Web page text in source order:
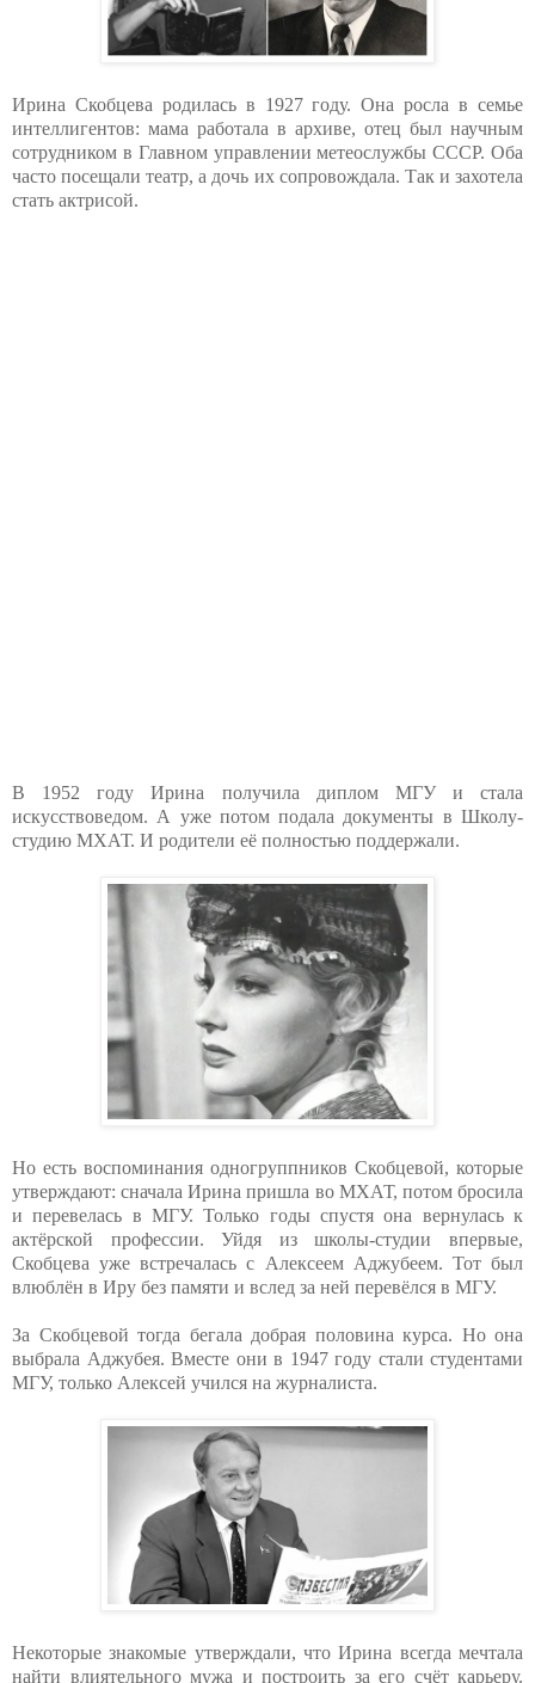
Ирина Скобцева родилась в 1927 году. Она росла в семье
интеллигентов: мама работала в архиве, отец был научным
сотрудником в Главном управлении метеослужбы СССР. Оба
часто посещали театр, а дочь их сопровождала. Так и захотела
стать актрисой.
В 1952 году Ирина получила диплом МГУ и стала
искусствоведом. А уже потом подала документы в Школу-
студию МХАТ. И родители её полностью поддержали.
Но есть воспоминания одногруппников Скобцевой, которые
утверждают: сначала Ирина пришла во МХАТ, потом бросила
и перевелась в МГУ. Только годы спустя она вернулась к
актёрской профессии. Уйдя из школы-студии впервые,
Скобцева уже встречалась с Алексеем Аджубеем. Тот был
влюблён в Иру без памяти и вслед за ней перевёлся в МГУ.
За Скобцевой тогда бегала добрая половина курса. Но она
выбрала Аджубея. Вместе они в 1947 году стали студентами
МГУ, только Алексей учился на журналиста.
Некоторые знакомые утверждали, что Ирина всегда мечтала
найти влиятельного мужа и построить за его счёт карьеру.